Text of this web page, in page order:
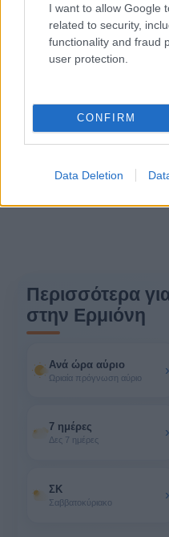
I want to allow Google
related to security,
functionality and fraud
user protection.
CONFIRM
Data Deletion
Περισσότερα
στην Ερμιόνη
Ανά ώρα αύριο
Ωριαία πρόγνωση αύριο ›
7 ημέρες
Δες 7 ημέρες ›
ΣΚ
Σαββατοκύριακο ›